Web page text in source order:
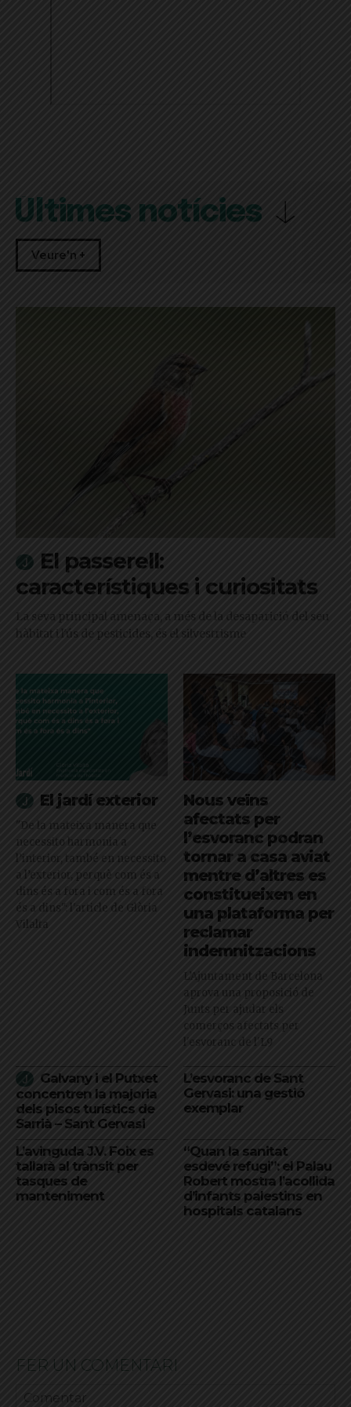
Últimes notícies
Veure'n +
El passerell:
característiques i curiositats
La seva principal amenaça, a més de la desaparició del seu
hàbitat i l'ús de pesticides, és el silvestrisme
El jardí exterior
"De la mateixa manera que
necessito harmonia a
l’interior, també en necessito
a l’exterior, perquè com és a
dins és a fora i com és a fora
és a dins": l'article de Glòria
Vilalta
Nous veïns
afectats per
l’esvoranc podran
tornar a casa aviat
mentre d’altres es
constitueixen en
una plataforma per
reclamar
indemnitzacions
L’Ajuntament de Barcelona
aprova una proposició de
Junts per ajudar els
comerços afectats per
l'esvoranc de l'L9
Galvany i el Putxet
concentren la majoria
dels pisos turístics de
Sarrià – Sant Gervasi
L’esvoranc de Sant
Gervasi: una gestió
exemplar
L’avinguda J.V. Foix es
tallarà al trànsit per
tasques de
manteniment
“Quan la sanitat
esdevé refugi”: el Palau
Robert mostra l’acollida
d’infants palestins en
hospitals catalans
FER UN COMENTARI